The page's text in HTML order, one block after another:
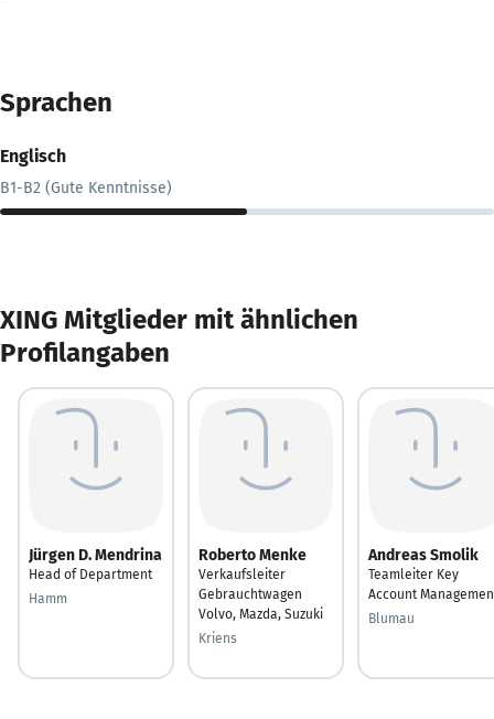
Sprachen
Englisch
B1-B2 (Gute Kenntnisse)
XING Mitglieder mit ähnlichen
Profilangaben
Jürgen D. Mendrina
Head of Department
Hamm
Roberto Menke
Verkaufsleiter
Gebrauchtwagen
Volvo, Mazda, Suzuki
Kriens
Andreas Smolik
Teamleiter Key
Account
Blumau